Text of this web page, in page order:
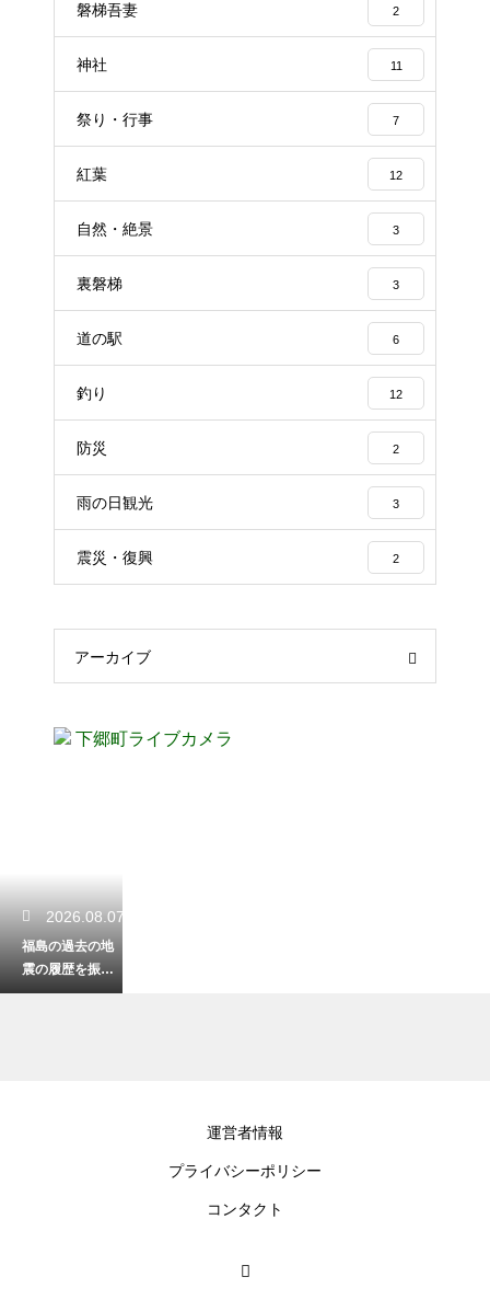
磐梯吾妻 2
神社 11
祭り・行事 7
紅葉 12
自然・絶景 3
裏磐梯 3
道の駅 6
釣り 12
防災 2
雨の日観光 3
震災・復興 2
アーカイブ
下郷町ライブカメラ
2026.08.07
福島の過去の地
震の履歴を振り
返る！被害の教
運営者情報
プライバシーポリシー
コンタクト